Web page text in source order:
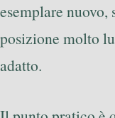
esemplare
posizione molto
adatto.